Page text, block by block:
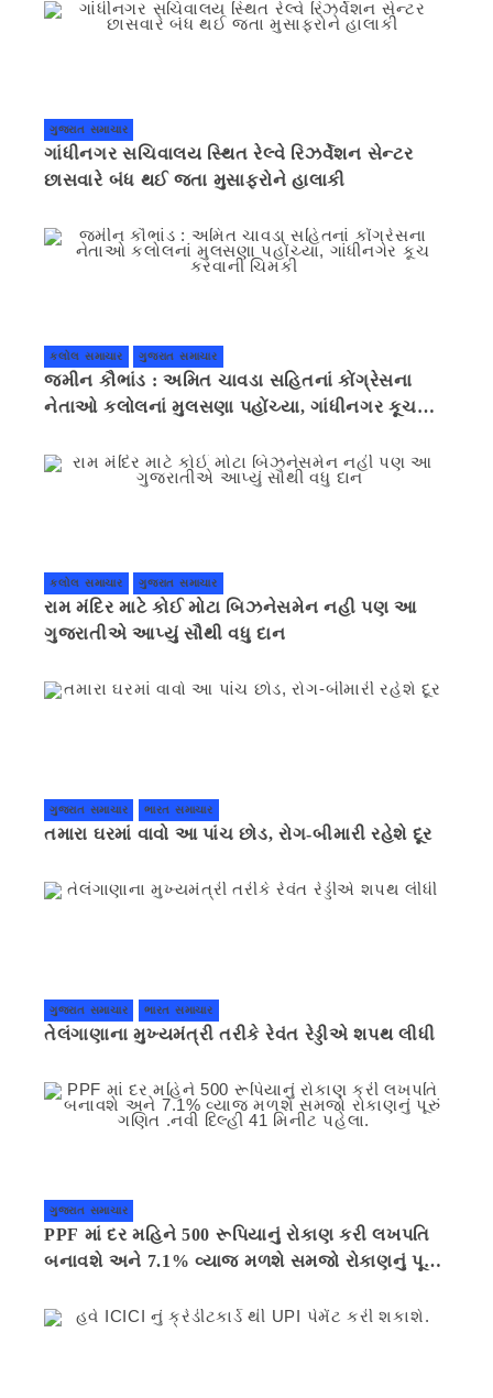
ગુજરાત સમાચાર
ગાંધીનગર સચિવાલય સ્થિત રેલ્વે રિઝર્વેશન સેન્ટર
છાસવારે બંધ થઈ જતા મુસાફરોને હાલાકી
કલોલ સમાચાર ગુજરાત સમાચાર
જમીન કૌભાંડ : અમિત ચાવડા સહિતનાં કોંગ્રેસના
નેતાઓ કલોલનાં મુલસણા પહોંચ્યા, ગાંધીનગર કૂચ
કલોલ સમાચાર ગુજરાત સમાચાર
રામ મંદિર માટે કોઈ મોટા બિઝનેસમેન નહી પણ આ
ગુજરાતીએ આપ્યું સૌથી વધુ દાન
ગુજરાત સમાચાર ભારત સમાચાર
તમારા ઘરમાં વાવો આ પાંચ છોડ, રોગ-બીમારી રહેશે દૂર
ગુજરાત સમાચાર ભારત સમાચાર
તેલંગાણાના મુખ્યમંત્રી તરીકે રેવંત રેડ્ડીએ શપથ લીધી
ગુજરાત સમાચાર
PPF માં દર મહિને 500 રૂપિયાનું રોકાણ કરી લખપતિ
બનાવશે અને 7.1% વ્યાજ મળશે સમજો રોકાણનું પૂરું